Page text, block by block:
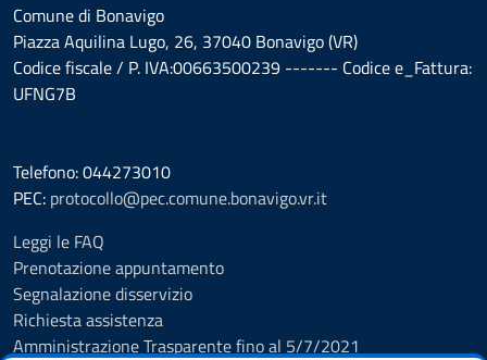
Comune di Bonavigo
Piazza Aquilina Lugo, 26, 37040 Bonavigo (VR)
Codice fiscale / P. IVA:00663500239 ------- Codice e_Fattura:
UFNG7B
Telefono: 044273010
PEC: protocollo@pec.comune.bonavigo.vr.it
Leggi le FAQ
Prenotazione appuntamento
Segnalazione disservizio
Richiesta assistenza
Amministrazione Trasparente fino al 5/7/2021